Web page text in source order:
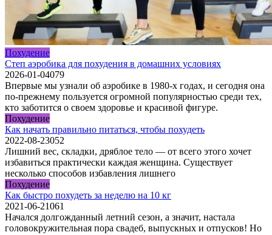
Похудение
Cтеп аэробика для похудения в домашних условиях
2026-01-04079
Впервые мы узнали об аэробике в 1980-х годах, и сегодня она
по-прежнему пользуется огромной популярностью среди тех,
кто заботится о своем здоровье и красивой фигуре.
Похудение
Как начать правильно питаться, чтобы похудеть
2022-08-23052
Лишний вес, складки, дряблое тело — от всего этого хочет
избавиться практически каждая женщина. Существует
несколько способов избавления лишнего
Похудение
Как быстро похудеть за неделю на 10 кг
2021-06-21061
Начался долгожданный летний сезон, а значит, настала
головокружительная пора свадеб, выпускных и отпусков! Но